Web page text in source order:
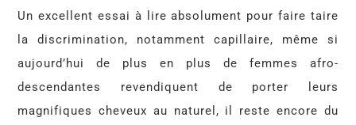
Un excellent essai à lire absolument pour faire taire
la discrimination, notamment capillaire, même si
aujourd’hui de plus en plus de femmes afro-
descendantes revendiquent de porter leurs
magnifiques cheveux au naturel, il reste encore du